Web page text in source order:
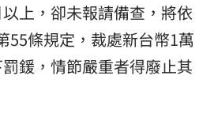
上，卻未報請備查，將依
55條規定，裁處新台幣1萬
鍰，情節嚴重者得廢止其